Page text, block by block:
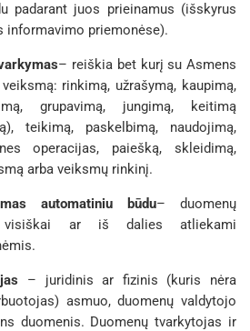
padarant juos prieinamus (išskyrus
informavimo priemonėse).
– reiškia bet kurį su Asmens
rinkimą, užrašymą, kaupimą,
grupavimą, jungimą, keitimą
teikimą, paskelbimą, naudojimą,
operacijas, paiešką, skleidimą,
arba veiksmų rinkinį.
automatiniu būdu– duomenų
visiškai ar iš dalies atliekami
– juridinis ar fizinis (kuris nėra
asmuo, duomenų valdytojo
duomenis. Duomenų tvarkytojas ir